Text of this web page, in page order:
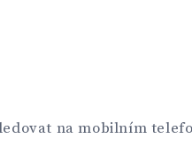
na mobilním